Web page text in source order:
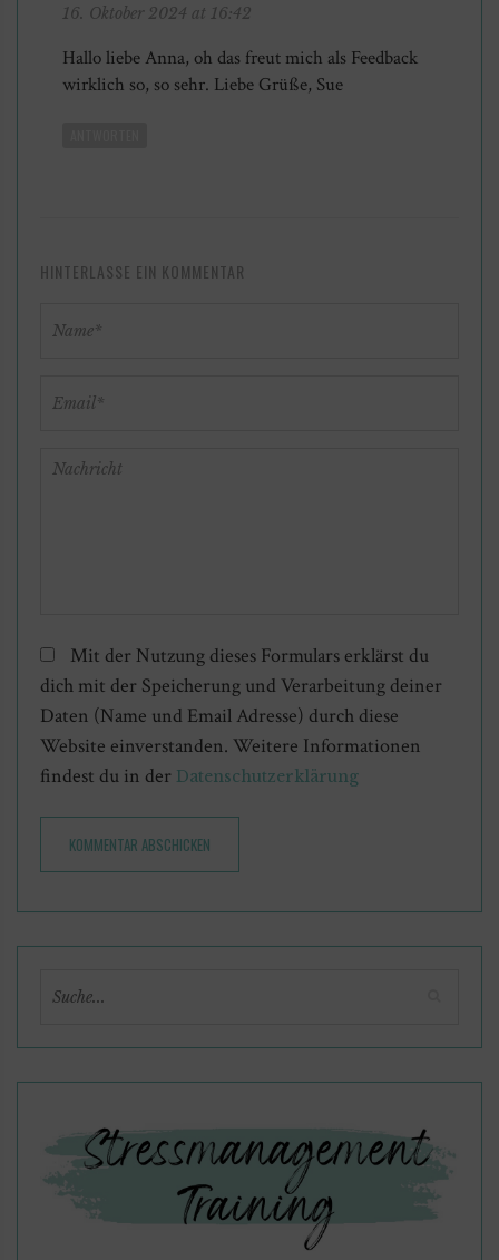
16. Oktober 2024 at 16:42
Hallo liebe Anna, oh das freut mich als Feedback
wirklich so, so sehr. Liebe Grüße, Sue
HINTERLASSE EIN KOMMENTAR
Mit der Nutzung dieses Formulars erklärst du
dich mit der Speicherung und Verarbeitung deiner
Daten (Name und Email Adresse) durch diese
Website einverstanden. Weitere Informationen
findest du in der Datenschutzerklärung
KOMMENTAR ABSCHICKEN